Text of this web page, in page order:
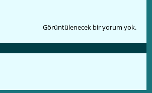
Görüntülenecek bir yorum yok.